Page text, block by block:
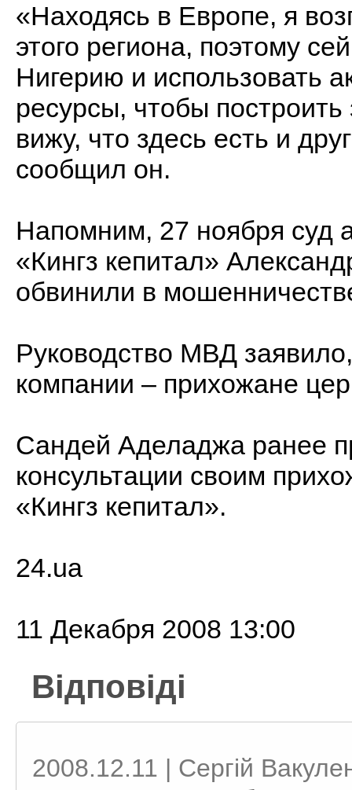
«Находясь в Европе, я
этого региона, поэтому
Нигерию и использовать
ресурсы, чтобы
вижу, что здесь есть и
сообщил он.
Напомним, 27 ноября суд
«Кингз кепитал»
обвинили в
Руководство МВД
компании – прихожане
Сандей Аделаджа ранее
консультации своим
«Кингз кепитал».
24.ua
11 Декабря 2008 13:00
Відповіді
2008.12.11 | Сергій